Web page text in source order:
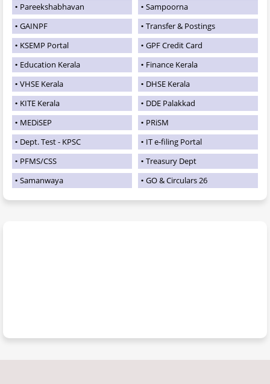
Pareekshabhavan
Sampoorna
GAINPF
Transfer & Postings
KSEMP Portal
GPF Credit Card
Education Kerala
Finance Kerala
VHSE Kerala
DHSE Kerala
KITE Kerala
DDE Palakkad
MEDiSEP
PRiSM
Dept. Test - KPSC
IT e-filing Portal
PFMS/CSS
Treasury Dept
Samanwaya
GO & Circulars 26